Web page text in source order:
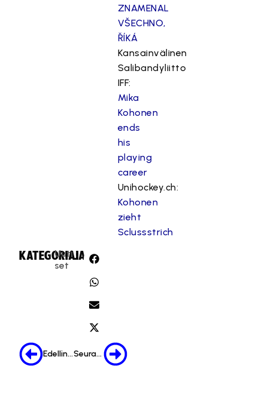
ZNAMENAL
VŠECHNO,
ŘÍKÁ
Kansainvälinen
Salibandyliitto
IFF:
Mika
Kohonen
ends
his
playing
career
Unihockey.ch:
Kohonen
zieht
Sclussstrich
KATEGORIA:
Uuti
set
JAA:
Edellinen Seuraava